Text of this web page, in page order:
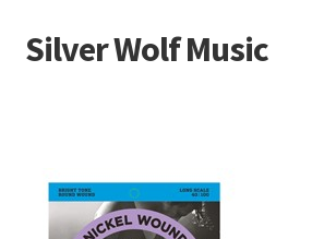
Aller
à
Aller
au
Silver Wolf Music
Panier